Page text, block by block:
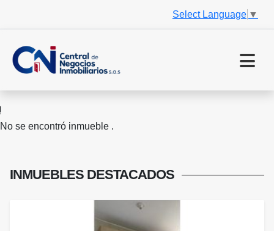
Select Language ▼
No se encontró inmueble .
INMUEBLES DESTACADOS